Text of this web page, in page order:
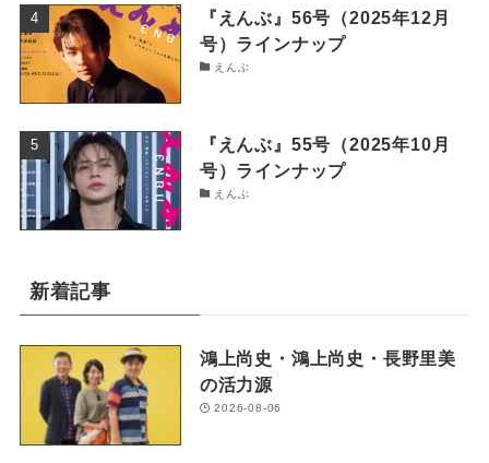
『えんぶ』56号（2025年12月
号）ラインナップ
えんぶ
『えんぶ』55号（2025年10月
号）ラインナップ
えんぶ
新着記事
鴻上尚史・鴻上尚史・長野里美
の活力源
2026-08-06